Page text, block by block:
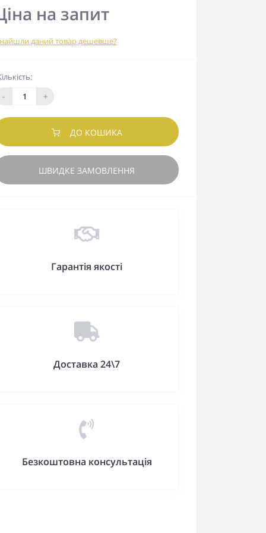
на запит
даний товар дешевше?
-
+
ДО КОШИКА
ШВИДКЕ ЗАМОВЛЕННЯ
Гарантія якості
Доставка 24\7
Безкоштовна консультація